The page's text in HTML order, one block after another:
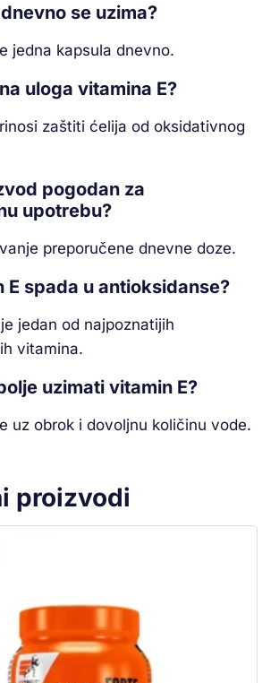
se uzima?
jedna kapsula dnevno.
uloga vitamina E?
zaštiti ćelija od oksidativnog
pogodan za
upotrebu?
preporučene dnevne doze.
E spada u antioksidanse?
jedan od najpoznatijih
vitamina.
uzimati vitamin E?
uz obrok i dovoljnu količinu vode.
proizvodi